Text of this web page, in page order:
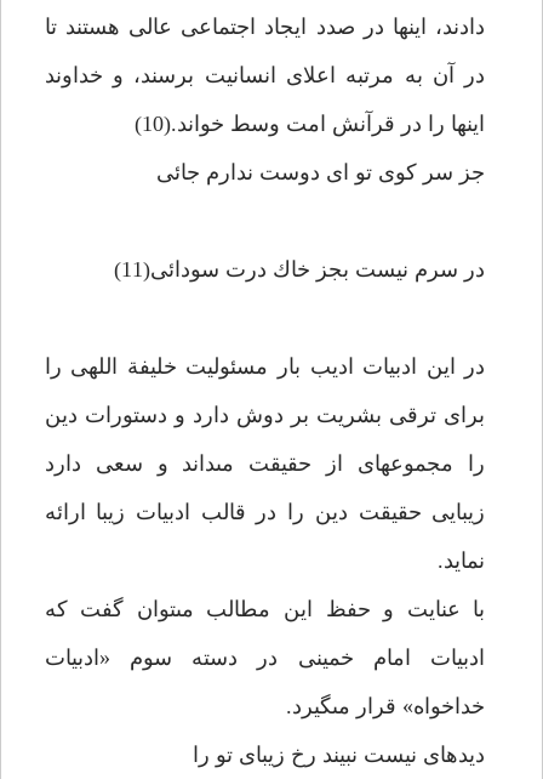
دادند، اينها در صدد ايجاد اجتماعى عالى هستند تا
در آن به مرتبه اعلاى انسانيت برسند، و خداوند
اينها را در قرآنش امت وسط خواند.(10)
جز سر كوى تو اى دوست ندارم جائى‏
در سرم نيست بجز خاك درت سودائى(11)
در اين ادبيات اديب بار مسئوليت خليفة اللهى را
براى ترقى بشريت بر دوش دارد و دستورات دين
را مجموعه‏اى از حقيقت مى‏داند و سعى دارد
زيبايى حقيقت دين را در قالب ادبيات زيبا ارائه
نمايد.
با عنايت و حفظ اين مطالب مى‏توان گفت كه
ادبيات امام خمينى در دسته سوم «ادبيات
خداخواه» قرار مى‏گيرد.
ديده‏اى نيست نبيند رخ زيباى تو را